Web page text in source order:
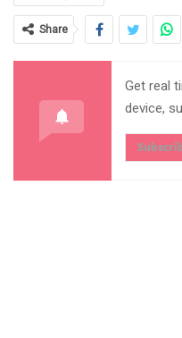
Share
Get real
device,